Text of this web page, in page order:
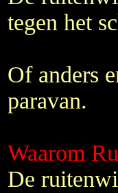
tegen het
Of anders
paravan.
Waarom
De